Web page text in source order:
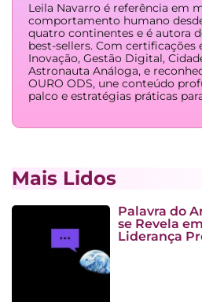
Leila Navarro é referência em
comportamento humano
quatro continentes e é autora
best-sellers. Com certificações
Inovação, Gestão Digital,
Astronauta Análoga, e
OURO ODS, une conteúdo
palco e estratégias práticas
Mais Lidos
Palavra do
se Revela
Liderança